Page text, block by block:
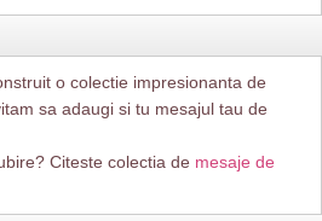
o colectie impresionanta de
sa adaugi si tu mesajul tau de
Citeste colectia de mesaje de